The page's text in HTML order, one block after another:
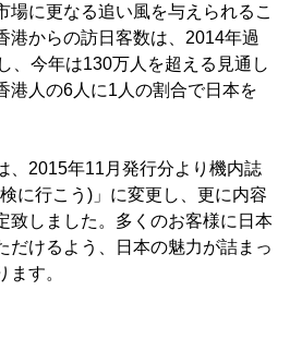
場に更なる追い風を与えられるこ
港からの訪日客数は、2014年過
、今年は130万人を超える見通し
港人の6人に1人の割合で日本を
、2015年11月発行分より機内誌
に行こう)」に変更し、更に内容
致しました。多くのお客様に日本
だけるよう、日本の魅力が詰まっ
す。